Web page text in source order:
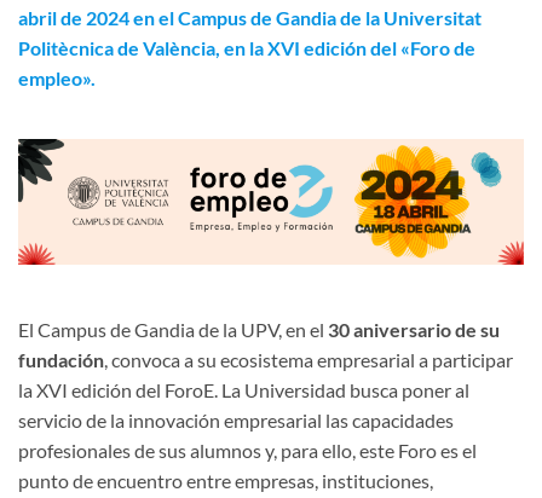
abril de 2024 en el Campus de Gandia de la Universitat
Politècnica de València, en la XVI edición del «Foro de
empleo».
El Campus de Gandia de la UPV, en el 30 aniversario de su
fundación, convoca a su ecosistema empresarial a participar
la XVI edición del ForoE. La Universidad busca poner al
servicio de la innovación empresarial las capacidades
profesionales de sus alumnos y, para ello, este Foro es el
punto de encuentro entre empresas, instituciones,